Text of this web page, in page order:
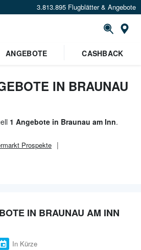
3.813.895 Flugblätter & Angebote
ANGEBOTE CASHBACK
IN BRAUNAU
1 Angebote in Braunau am Inn.
Prospekte
IN BRAUNAU AM INN
In Kürze